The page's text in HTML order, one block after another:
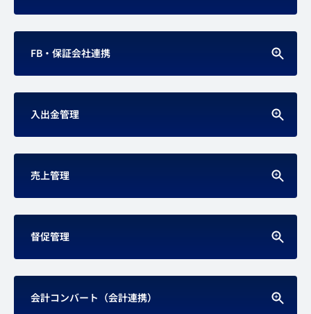
FB・保証会社連携
入出金管理
売上管理
督促管理
会計コンバート（会計連携）